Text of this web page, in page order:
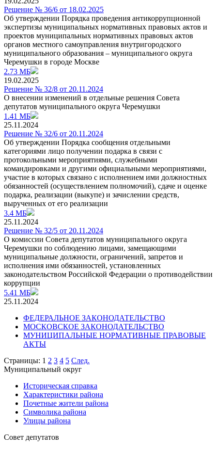
Решение № 36/6 от 18.02.2025
Об утверждении Порядка проведения антикоррупционной
экспертизы муниципальных нормативных правовых актов и
проектов муниципальных нормативных правовых актов
органов местного самоуправления внутригородского
муниципального образования – муниципального округа
Черемушки в городе Москве
2.73 МБ
19.02.2025
Решение № 32/8 от 20.11.2024
О внесении изменений в отдельные решения Совета
депутатов муниципального округа Черемушки
1.41 МБ
25.11.2024
Решение № 32/6 от 20.11.2024
Об утверждении Порядка сообщения отдельными
категориями лицо получении подарка в связи с
протокольными мероприятиями, служебными
командировками и другими официальными мероприятиями,
участие в которых связано с исполнением ими должностных
обязанностей (осуществлением полномочий), сдаче и оценке
подарка, реализации (выкупе) и зачислении средств,
вырученных от его реализации
3.4 МБ
25.11.2024
Решение № 32/5 от 20.11.2024
О комиссии Совета депутатов муниципального округа
Черемушки по соблюдению лицами, замещающими
муниципальные должности, ограничений, запретов и
исполнения ими обязанностей, установленных
законодательством Российской Федерации о противодействии
коррупции
5.41 МБ
25.11.2024
ФЕДЕРАЛЬНОЕ ЗАКОНОДАТЕЛЬСТВО
МОСКОВСКОЕ ЗАКОНОДАТЕЛЬСТВО
МУНИЦИПАЛЬНЫЕ НОРМАТИВНЫЕ ПРАВОВЫЕ
АКТЫ
Страницы: 1 2 3 4 5 След.
Муниципальный округ
Историческая справка
Характеристики района
Почетные жители района
Символика района
Улицы района
Совет депутатов